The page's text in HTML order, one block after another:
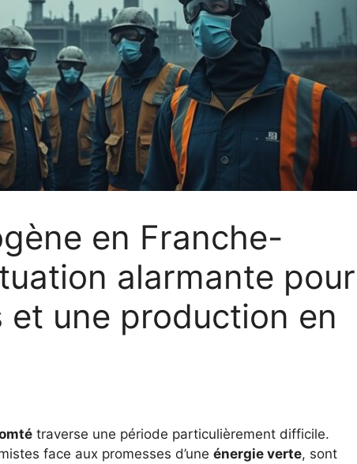
en Franche-
alarmante pour
et une production en
traverse une période particulièrement difficile.
face aux promesses d’une énergie verte, sont